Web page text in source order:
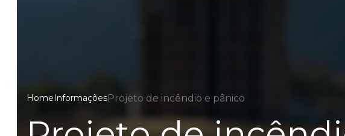
HomeInformaçõesProjeto de incêndio e pânico